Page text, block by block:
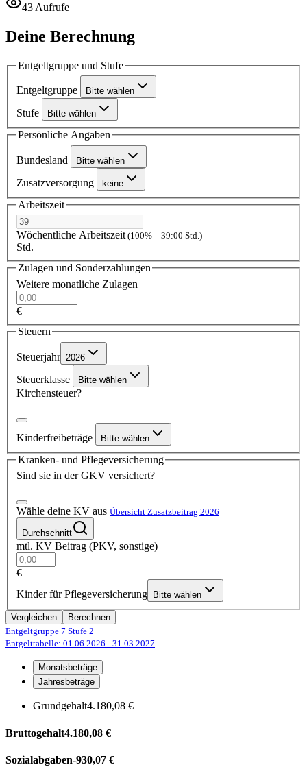
43 Aufrufe
Deine Berechnung
Entgeltgruppe und Stufe
Entgeltgruppe Bitte wählen
Stufe Bitte wählen
Persönliche Angaben
Bundesland Bitte wählen
Zusatzversorgung keine
Arbeitszeit
Wöchentliche Arbeitszeit(100% = 39:00 Std.)
Std.
Zulagen und Sonderzahlungen
Weitere monatliche Zulagen
€
Steuern
Steuerjahr 2026
Steuerklasse Bitte wählen
Kirchensteuer?
Kinderfreibeträge Bitte wählen
Kranken- und Pflegeversicherung
Sind sie in der GKV versichert?
Wähle deine KV aus Übersicht Zusatzbeitrag 2026
Durchschnitt
mtl. KV Beitrag (PKV, sonstige)
€
Kinder für Pflegeversicherung
Bitte wählen
Vergleichen
Berechnen
Entgeltgruppe 7 Stufe 2
Entgelttabelle: 01.06.2026 - 31.03.2027
Monatsbeträge
Jahresbeträge
Grundgehalt4.180,08 €
Bruttogehalt4.180,08 €
Sozialabgaben-930,07 €